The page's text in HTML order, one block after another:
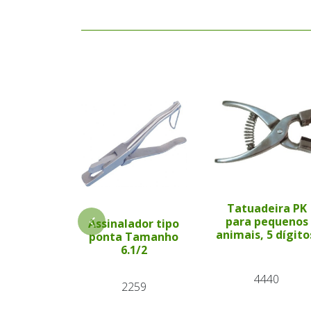
Assinalador tipo
ponta Tamanho
6.1/2
2259
Tatuadeira PK
para pequenos
animais, 5
4440